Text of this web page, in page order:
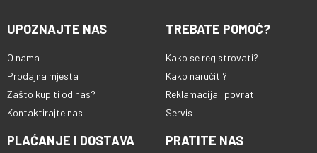
UPOZNAJTE NAS
O nama
Prodajna mjesta
Zašto kupiti od nas?
Kontaktirajte nas
TREBATE POMOĆ?
Kako se registrovati?
Kako naručiti?
Reklamacija i povrati
Servis
PLAĆANJE I DOSTAVA PRATITE NAS